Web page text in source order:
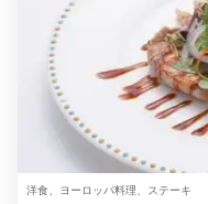
※設備・アメニティは、確認が
洋食、ヨーロッパ料理、ステーキ